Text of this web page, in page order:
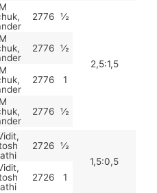
2776 ½
2,5:1,5
2776 ½
2776 1
2776 ½
2726 ½
1,5:0,5
2726 1